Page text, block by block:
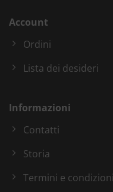
Account
Ordini
Lista dei desideri
Informazioni
Contatti
Storia
Termini e